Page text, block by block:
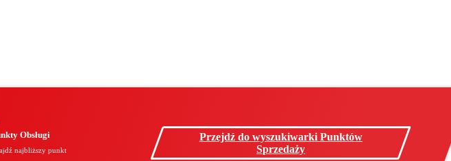
Obsługi
najbliższy punkt
Przejdź do wyszukiwarki Punktów
Sprzedaży